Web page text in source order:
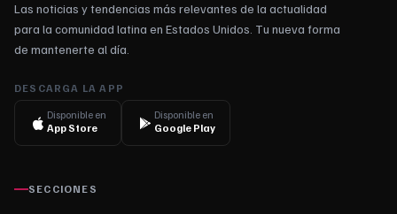
Las noticias y tendencias más relevantes de la actualidad
para la comunidad latina en Estados Unidos. Tu nueva forma
de mantenerte al día.
DESCARGA LA APP
Disponible en
App Store
Disponible en
Google Play
SECCIONES